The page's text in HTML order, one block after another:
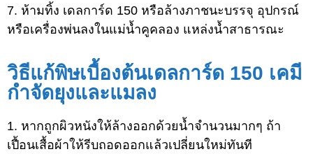
7. ห้ามทิ้ง เดลการ์ด 150 หรือล้างภาชนะบรรจุ อุปกรณ์
หรือเครื่องพ่นลงในแม่น้ำคูคลอง แหล่งน้ำสาธารณะ
วิธีแก้พิษเบื้องต้นเดลการ์ด 150 เคมี
กำจัดยุงและแมลง
1. หากถูกผิวหนังให้ล้างออกด้วยน้ำจำนวนมากๆ ถ้า
เปื้อนเสื้อผ้าให้รีบถอดออกแล้วเปลี่ยนใหม่ทันที